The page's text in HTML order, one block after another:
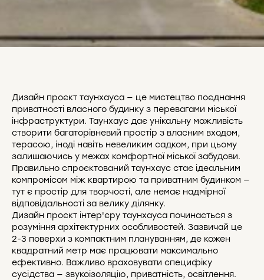
Дизайн проєкт таунхауса — це мистецтво поєднання
приватності власного будинку з перевагами міської
інфраструктури. Таунхаус дає унікальну можливість
створити багаторівневий простір з власним входом,
терасою, іноді навіть невеликим садком, при цьому
залишаючись у межах комфортної міської забудови.
Правильно спроєктований таунхаус стає ідеальним
компромісом між квартирою та приватним будинком —
тут є простір для творчості, але немає надмірної
відповідальності за велику ділянку.
Дизайн проєкт інтер'єру таунхауса починається з
розуміння архітектурних особливостей. Зазвичай це
2-3 поверхи з компактним плануванням, де кожен
квадратний метр має працювати максимально
ефективно. Важливо враховувати специфіку
сусідства — звукоізоляцію, приватність, освітлення.